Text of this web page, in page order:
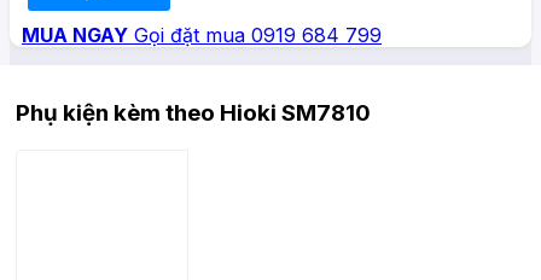
MUA NGAY Gọi đặt mua 0919 684 799
Phụ kiện kèm theo Hioki SM7810